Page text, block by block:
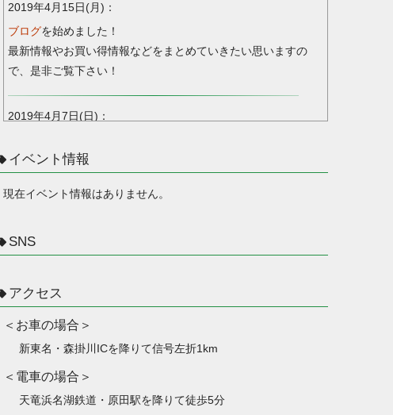
2019年4月15日(月)
ブログを始めました！
最新情報やお買い得情報などをまとめていきたい思いますの
で、是非ご覧下さい！
2019年4月7日(日)
用頂けます。
ンペーンページも是非ご覧下さい！
2019年4月2日(火)
時停止ております。再開の目途が立ちましたら連絡致します。
2018年11月29日(木)
まであと1ヶ月ですので、お早めにお試し下さい！
イベント情報
現在イベント情報はありません。
SNS
アクセス
お車の場合
新東名・森掛川ICを降りて信号左折1km
電車の場合
天竜浜名湖鉄道・原田駅を降りて徒歩5分